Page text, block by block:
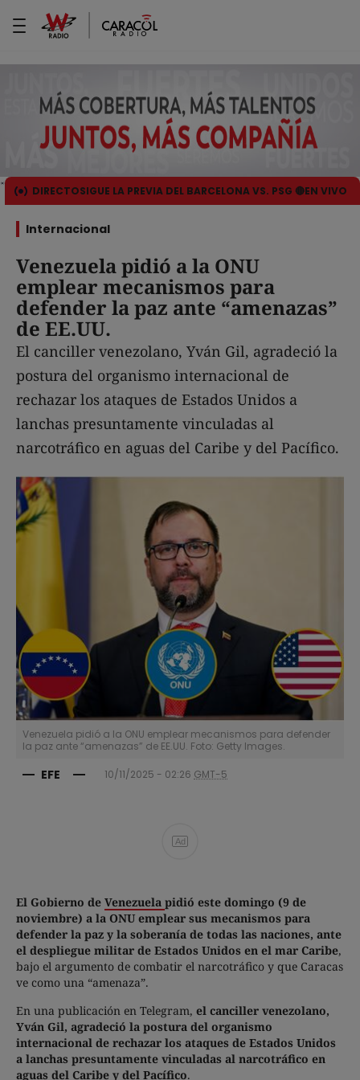
DIRECTOSIGUE LA PREVIA DEL BARCELONA VS. PSG 🔴EN VIVO
Internacional
Venezuela pidió a la ONU
emplear mecanismos para
defender la paz ante “amenazas”
de EE.UU.
El canciller venezolano, Yván Gil, agradeció la
postura del organismo internacional de
rechazar los ataques de Estados Unidos a
lanchas presuntamente vinculadas al
narcotráfico en aguas del Caribe y del Pacífico.
Venezuela pidió a la ONU emplear mecanismos para defender
la paz ante “amenazas” de EE.UU. Foto: Getty Images.
EFE 10/11/2025 - 02:26 GMT-5
Ad
El Gobierno de Venezuela pidió este domingo (9 de
noviembre) a la ONU emplear sus mecanismos para
defender la paz y la soberanía de todas las naciones, ante
el despliegue militar de Estados Unidos en el mar Caribe,
bajo el argumento de combatir el narcotráfico y que Caracas
ve como una “amenaza”.
En una publicación en Telegram, el canciller venezolano,
Yván Gil, agradeció la postura del organismo
internacional de rechazar los ataques de Estados Unidos
a lanchas presuntamente vinculadas al narcotráfico en
aguas del Caribe y del Pacífico.